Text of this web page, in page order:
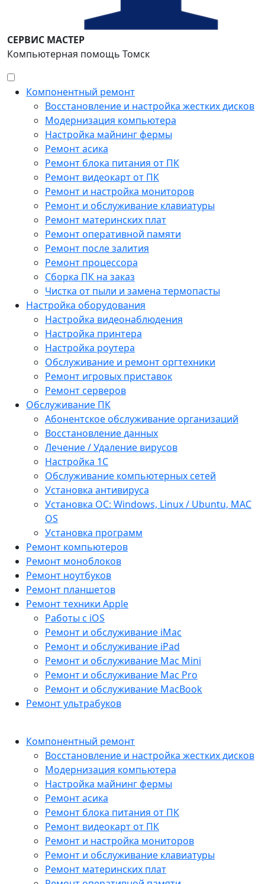
СЕРВИС МАСТЕР
Компьютерная помощь Томск
Компонентный ремонт
Восстановление и настройка жестких дисков
Модернизация компьютера
Настройка майнинг фермы
Ремонт асика
Ремонт блока питания от ПК
Ремонт видеокарт от ПК
Ремонт и настройка мониторов
Ремонт и обслуживание клавиатуры
Ремонт материнских плат
Ремонт оперативной памяти
Ремонт после залития
Ремонт процессора
Сборка ПК на заказ
Чистка от пыли и замена термопасты
Настройка оборудования
Настройка видеонаблюдения
Настройка принтера
Настройка роутера
Обслуживание и ремонт оргтехники
Ремонт игровых приставок
Ремонт серверов
Обслуживание ПК
Абонентское обслуживание организаций
Восстановление данных
Лечение / Удаление вирусов
Настройка 1С
Обслуживание компьютерных сетей
Установка антивируса
Установка ОС: Windows, Linux / Ubuntu, МАС
OS
Установка программ
Ремонт компьютеров
Ремонт моноблоков
Ремонт ноутбуков
Ремонт планшетов
Ремонт техники Apple
Работы с iOS
Ремонт и обслуживание iMac
Ремонт и обслуживание iPad
Ремонт и обслуживание Mac Mini
Ремонт и обслуживание Mac Pro
Ремонт и обслуживание MacBook
Ремонт ультрабуков
Компонентный ремонт
Восстановление и настройка жестких дисков
Модернизация компьютера
Настройка майнинг фермы
Ремонт асика
Ремонт блока питания от ПК
Ремонт видеокарт от ПК
Ремонт и настройка мониторов
Ремонт и обслуживание клавиатуры
Ремонт материнских плат